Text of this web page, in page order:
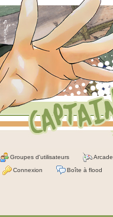
Groupes d'utilisateurs Arcade
Connexion Boîte à flood